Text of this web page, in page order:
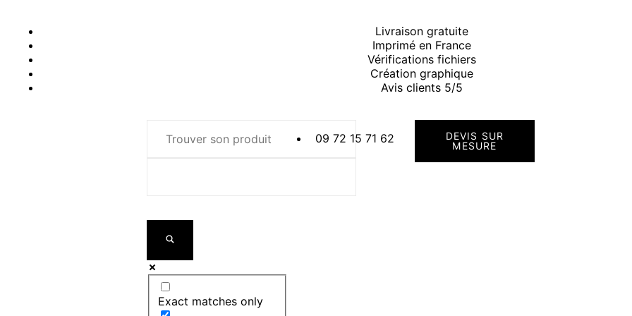
Livraison gratuite
Imprimé en France
Vérifications fichiers
Création graphique
Avis clients 5/5
Exact matches only
09 72 15 71 62
DEVIS SUR
MESURE